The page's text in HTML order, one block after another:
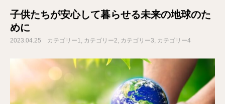
子供たちが安心して暮らせる未来の地球のた
めに
2023.04.25 カテゴリー1 カテゴリー2 カテゴリー3 カテゴリー4